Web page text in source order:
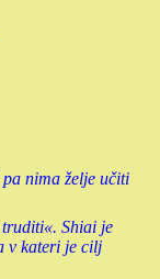
pa nima želje učiti
truditi«. Shiai je
v kateri je cilj